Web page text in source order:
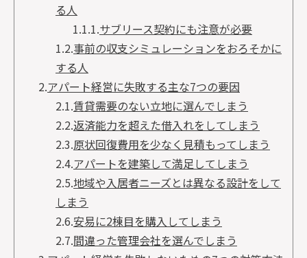
る人
1.1.1.サブリース契約にも注意が必要
1.2.事前の収支シミュレーションをおろそかに
する人
2.アパート経営に失敗する主な7つの要因
2.1.賃貸需要のない立地に選んでしまう
2.2.返済能力を超えた借入れをしてしまう
2.3.原状回復費用を少なく見積もってしまう
2.4.アパートを建築して満足してしまう
2.5.地域や入居者ニーズとは異なる設計をして
しまう
2.6.安易に2棟目を購入してしまう
2.7.間違った管理会社を選んでしまう